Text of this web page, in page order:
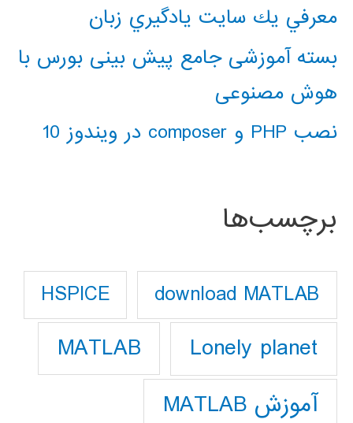
معرفي يك سايت يادگيري زبان
بسته آموزشی جامع پیش بینی بورس با
هوش مصنوعی
نصب PHP و composer در ویندوز 10
برچسب‌ها
download MATLAB
HSPICE
Lonely planet
MATLAB
آموزش MATLAB